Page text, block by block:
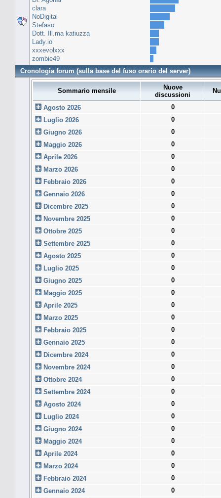
clara
NoDigital
Stefaso
Dott. Ill.ma katiuzza
Lady.io
xxxevolxxx
zombie49
Cronologia forum (sulla base del fuso orario del server)
Sommario mensile
Nuove
discussioni
Agosto 2026
0
Luglio 2026
0
Giugno 2026
0
Maggio 2026
0
Aprile 2026
0
Marzo 2026
0
Febbraio 2026
0
Gennaio 2026
0
Dicembre 2025
0
Novembre 2025
0
Ottobre 2025
0
Settembre 2025
0
Agosto 2025
0
Luglio 2025
0
Giugno 2025
0
Maggio 2025
0
Aprile 2025
0
Marzo 2025
0
Febbraio 2025
0
Gennaio 2025
0
Dicembre 2024
0
Novembre 2024
0
Ottobre 2024
0
Settembre 2024
0
Agosto 2024
0
Luglio 2024
0
Giugno 2024
0
Maggio 2024
0
Aprile 2024
0
Marzo 2024
0
Febbraio 2024
0
Gennaio 2024
0